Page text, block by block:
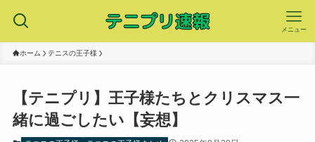
メニュー
ホーム テニスの王子様
【テニプリ】王子様たちとクリスマス一
緒に過ごしたい【妄想】